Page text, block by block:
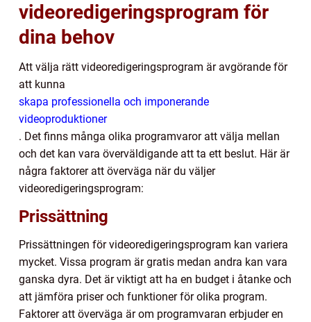
videoredigeringsprogram för
dina behov
Att välja rätt videoredigeringsprogram är avgörande för
att kunna
skapa professionella och imponerande
videoproduktioner
. Det finns många olika programvaror att välja mellan
och det kan vara överväldigande att ta ett beslut. Här är
några faktorer att överväga när du väljer
videoredigeringsprogram:
Prissättning
Prissättningen för videoredigeringsprogram kan variera
mycket. Vissa program är gratis medan andra kan vara
ganska dyra. Det är viktigt att ha en budget i åtanke och
att jämföra priser och funktioner för olika program.
Faktorer att överväga är om programvaran erbjuder en